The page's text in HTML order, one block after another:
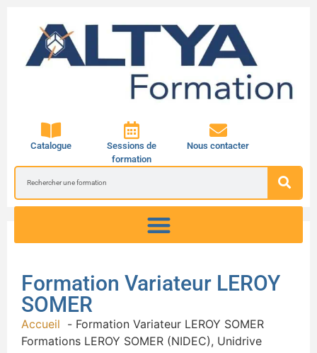
Catalogue
Sessions de
formation
Nous contacter
Formation Variateur LEROY
SOMER
Accueil
Formation Variateur LEROY SOMER
Formations LEROY SOMER (NIDEC), Unidrive